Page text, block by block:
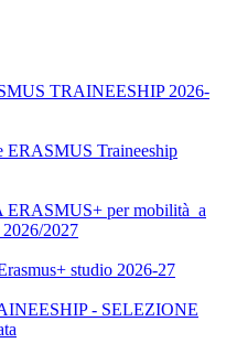
TRAINEESHIP 2026-
ERASMUS Traineeship
per mobilità a
2027
studio 2026-27
- SELEZIONE